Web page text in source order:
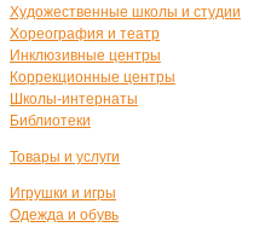
Художественные школы и студии
Хореография и театр
Инклюзивные центры
Коррекционные центры
Школы-интернаты
Библиотеки
Товары и услуги
Игрушки и игры
Одежда и обувь